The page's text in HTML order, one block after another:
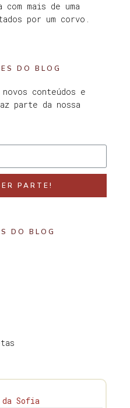
mais de uma
por um corvo.
DO BLOG
conteúdos e
parte da nossa
PARTE!
DO BLOG
Sofia